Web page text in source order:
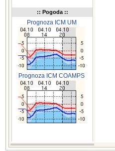
:: Pogoda ::
Prognoza ICM UM
Prognoza ICM COAMPS